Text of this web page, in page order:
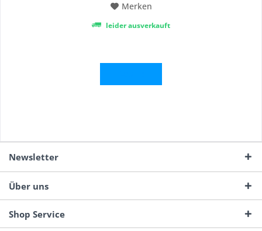
Merken
leider ausverkauft
Newsletter
Über uns
Shop Service